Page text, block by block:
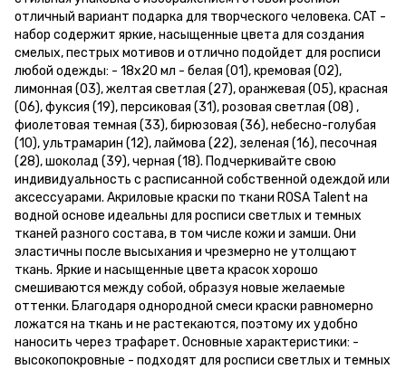
отличный вариант подарка для творческого человека. CAT -
набор содержит яркие, насыщенные цвета для создания
смелых, пестрых мотивов и отлично подойдет для росписи
любой одежды: - 18х20 мл - белая (01), кремовая (02),
лимонная (03), желтая светлая (27), оранжевая (05), красная
(06), фуксия (19), персиковая (31), розовая светлая (08) ,
фиолетовая темная (33), бирюзовая (36), небесно-голубая
(10), ультрамарин (12), лаймова (22), зеленая (16), песочная
(28), шоколад (39), черная (18). Подчеркивайте свою
индивидуальность с расписанной собственной одеждой или
аксессуарами. Акриловые краски по ткани ROSA Talent на
водной основе идеальны для росписи светлых и темных
тканей разного состава, в том числе кожи и замши. Они
эластичны после высыхания и чрезмерно не утолщают
ткань. Яркие и насыщенные цвета красок хорошо
смешиваются между собой, образуя новые желаемые
оттенки. Благодаря однородной смеси краски равномерно
ложатся на ткань и не растекаются, поэтому их удобно
наносить через трафарет. Основные характеристики: -
высокопокровные - подходят для росписи светлых и темных